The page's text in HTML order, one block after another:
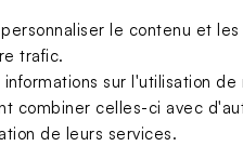
le contenu et
trafic.
sur l'utilisation
combiner celles-ci avec
de leurs services.
pour un
briller les yeux de vos